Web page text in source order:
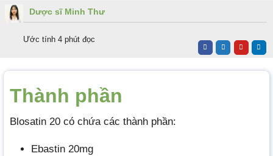
Dược sĩ Minh Thư
Ước tính 4 phút đọc
Thành phần
Blosatin 20 có chứa các thành phần:
Ebastin 20mg